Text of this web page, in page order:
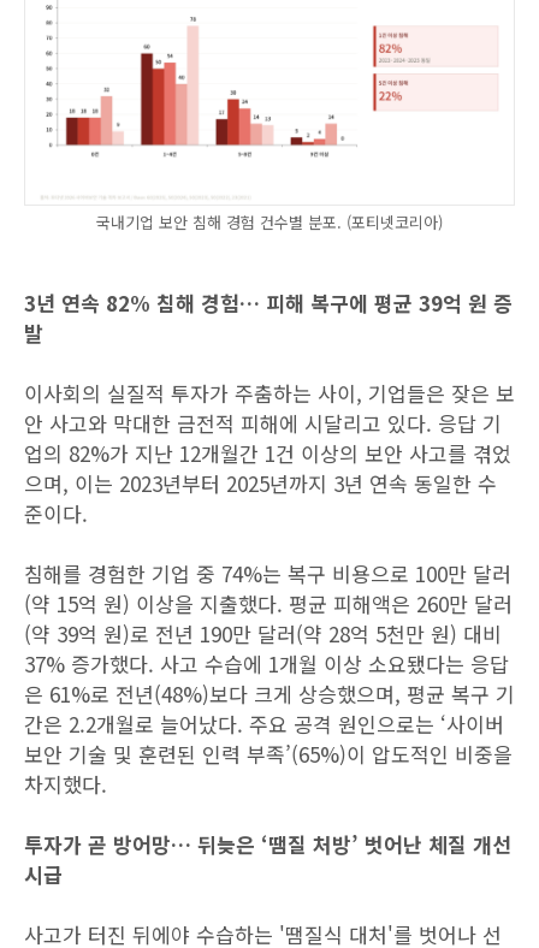
국내기업 보안 침해 경험 건수별 분포. (포티넷코리아)
3년 연속 82% 침해 경험… 피해 복구에 평균 39억 원 증
발
이사회의 실질적 투자가 주춤하는 사이, 기업들은 잦은 보
안 사고와 막대한 금전적 피해에 시달리고 있다. 응답 기
업의 82%가 지난 12개월간 1건 이상의 보안 사고를 겪었
으며, 이는 2023년부터 2025년까지 3년 연속 동일한 수
준이다.
침해를 경험한 기업 중 74%는 복구 비용으로 100만 달러
(약 15억 원) 이상을 지출했다. 평균 피해액은 260만 달러
(약 39억 원)로 전년 190만 달러(약 28억 5천만 원) 대비
37% 증가했다. 사고 수습에 1개월 이상 소요됐다는 응답
은 61%로 전년(48%)보다 크게 상승했으며, 평균 복구 기
간은 2.2개월로 늘어났다. 주요 공격 원인으로는 ‘사이버
보안 기술 및 훈련된 인력 부족’(65%)이 압도적인 비중을
차지했다.
투자가 곧 방어망… 뒤늦은 ‘땜질 처방’ 벗어난 체질 개선
시급
사고가 터진 뒤에야 수습하는 '땜질식 대처'를 벗어나 선